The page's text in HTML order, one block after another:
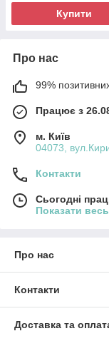
Купити
Про нас
99% позитивних
Працює з
м. Київ
04073,
Контакти
Сьогодні
Показати
Про нас
Контакти
Доставка та